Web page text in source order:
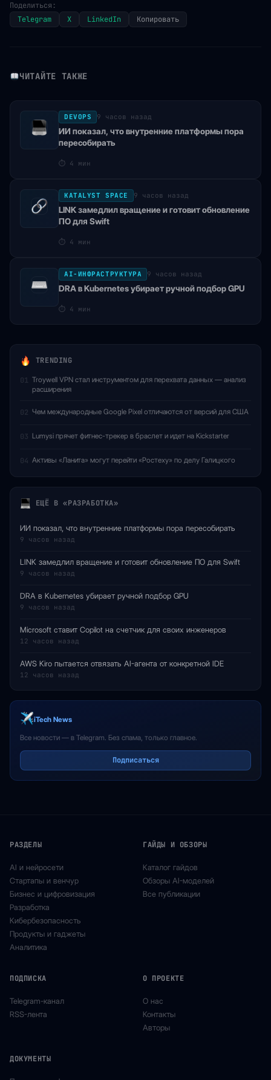
Поделиться:
Telegram
X LinkedIn Копировать
ЧИТАЙТЕ ТАКЖЕ
DEVOPS 9 часов назад
ИИ показал, что внутренние платформы пора
пересобирать
⏱ 4 мин
KATALYST SPACE 9 часов назад
LINK замедлил вращение и готовит обновление
ПО для Swift
⏱ 4 мин
AI-ИНФРАСТРУКТУРА 9 часов назад
DRA в Kubernetes убирает ручной подбор GPU
⏱ 4 мин
TRENDING
01 Troywell VPN стал инструментом для перехвата данных — анализ
расширения
02 Чем международные Google Pixel отличаются от версий для США
03 Lumysi прячет фитнес-трекер в браслет и идет на Kickstarter
04 Активы «Ланита» могут перейти «Ростеху» по делу Галицкого
ЕЩЁ В «РАЗРАБОТКА»
ИИ показал, что внутренние платформы пора пересобирать
9 часов назад
LINK замедлил вращение и готовит обновление ПО для Swift
9 часов назад
DRA в Kubernetes убирает ручной подбор GPU
9 часов назад
Microsoft ставит Copilot на счетчик для своих инженеров
12 часов назад
AWS Kiro пытается отвязать AI-агента от конкретной IDE
12 часов назад
iTech News
Все новости — в Telegram. Без спама, только главное.
Подписаться
РАЗДЕЛЫ
AI и нейросети
Стартапы и венчур
Бизнес и цифровизация
Разработка
Кибербезопасность
Продукты и гаджеты
Аналитика
ГАЙДЫ И ОБЗОРЫ
Каталог гайдов
Обзоры AI-моделей
Все публикации
ПОДПИСКА
Telegram-канал
RSS-лента
О ПРОЕКТЕ
О нас
Контакты
Авторы
ДОКУМЕНТЫ